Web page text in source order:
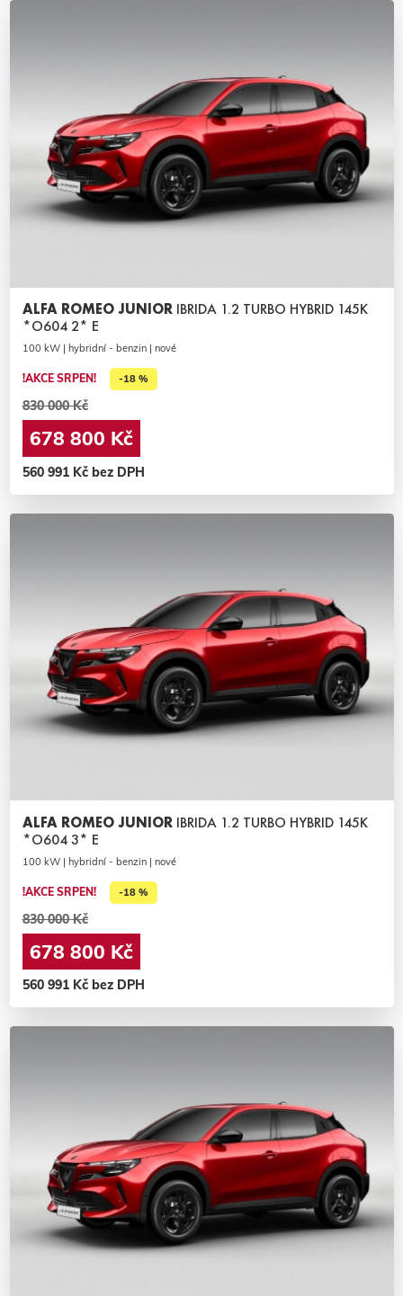
ALFA ROMEO JUNIOR IBRIDA 1.2 TURBO HYBRID 145K
*O604 2* E
100 kW | hybridní - benzin | nové
!AKCE SRPEN! -18 %
830 000 Kč
678 800 Kč
560 991 Kč bez DPH
ALFA ROMEO JUNIOR IBRIDA 1.2 TURBO HYBRID 145K
*O604 3* E
100 kW | hybridní - benzin | nové
!AKCE SRPEN! -18 %
830 000 Kč
678 800 Kč
560 991 Kč bez DPH